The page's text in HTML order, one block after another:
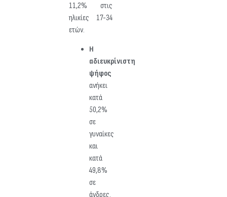
11,2% στις
ηλικίες 17-34
ετών.
Η
αδιευκρίνιστη
ψήφος
ανήκει
κατά
50,2%
σε
γυναίκες
και
κατά
49,8%
σε
άνδρες.